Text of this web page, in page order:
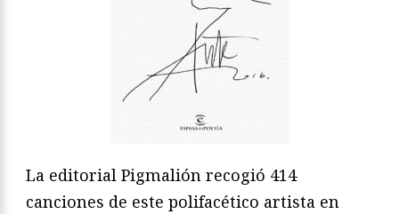
La editorial Pigmalión recogió 414
canciones de este polifacético artista en